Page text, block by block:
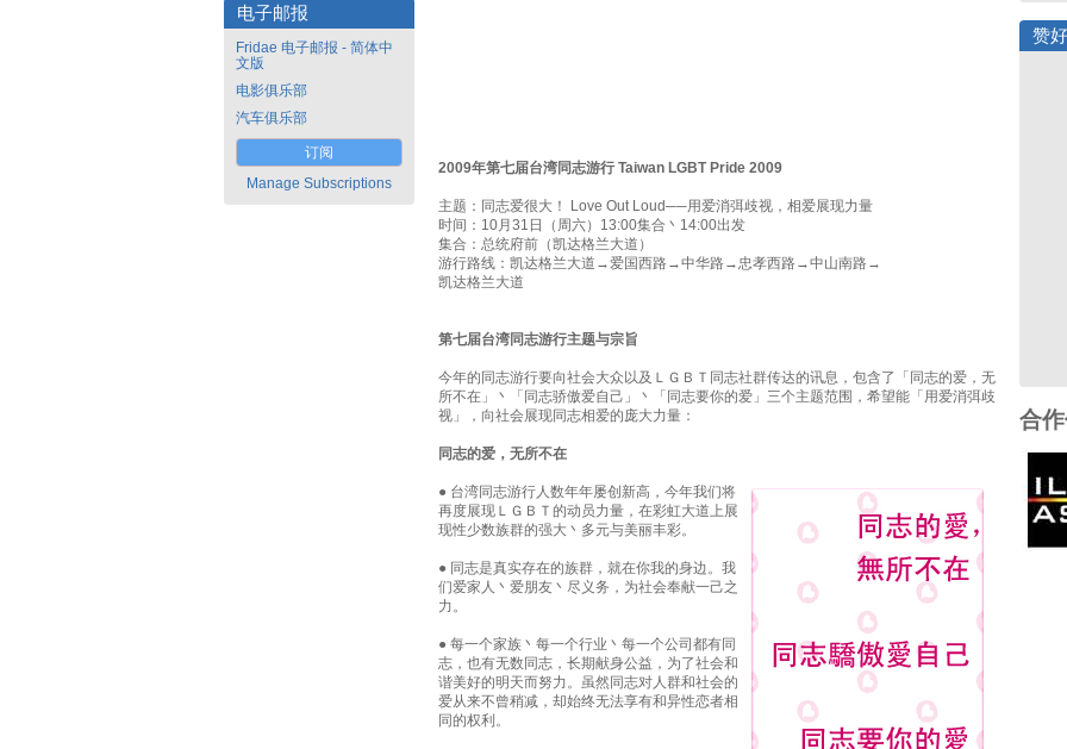
电子邮报
Fridae 电子邮报 - 简体中
文版
电影俱乐部
汽车俱乐部
订阅
Manage Subscriptions
2009年第七届台湾同志游行 Taiwan LGBT Pride 2009
主题：同志爱很大！ Love Out Loud──用爱消弭歧视，相爱展现力量
时间：10月31日（周六）13:00集合丶14:00出发
集合：总统府前（凯达格兰大道）
游行路线：凯达格兰大道→爱国西路→中华路→忠孝西路→中山南路→
凯达格兰大道
第七届台湾同志游行主题与宗旨
今年的同志游行要向社会大众以及ＬＧＢＴ同志社群传达的讯息，包含了「同志的爱，无
所不在」丶「同志骄傲爱自己」丶「同志要你的爱」三个主题范围，希望能「用爱消弭歧
视」，向社会展现同志相爱的庞大力量：
同志的爱，无所不在
● 台湾同志游行人数年年屡创新高，今年我们将
再度展现ＬＧＢＴ的动员力量，在彩虹大道上展
现性少数族群的强大丶多元与美丽丰彩。
● 同志是真实存在的族群，就在你我的身边。我
们爱家人丶爱朋友丶尽义务，为社会奉献一己之
力。
● 每一个家族丶每一个行业丶每一个公司都有同
志，也有无数同志，长期献身公益，为了社会和
谐美好的明天而努力。虽然同志对人群和社会的
爱从来不曾稍减，却始终无法享有和异性恋者相
同的权利。
赞好
合